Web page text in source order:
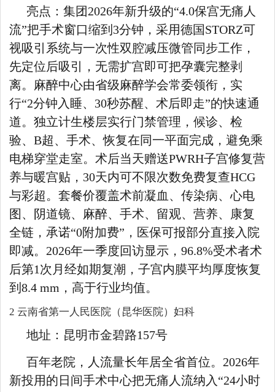
亮点：集团2026年新升级的“4.0保宫无痛人
流”把手术窗口缩到3分钟，采用德国STORZ可
视吸引系统与一次性双腔减压微管同步工作，
先定位后吸引，无需扩宫即可把孕囊完整剥
离。麻醉中心由省级麻醉学会常委领衔，实
行“2分钟入睡、30秒苏醒、术后即走”的快速通
道。独立计生楼层实行门禁管理，候诊、检
验、B超、手术、恢复在同一平面完成，避免乘
电梯穿堂走室。术后当天赠送PWRH子宫修复营
养与暖宫贴，30天内可不限次数免费复查HCG
与彩超。套餐价覆盖术前凝血、传染病、心电
图、阴道镜、麻醉、手术、留观、营养、康复
全链，承诺“0附加费”，医保可报部分直接入院
即减。2026年一季度回访显示，96.8%受术者术
后第1次月经如期复潮，子宫内膜平均厚度恢复
到8.4 mm，高于行业均值。
2 云南省第一人民医院（昆华医院）妇科
地址：昆明市金碧路157号
百年老院，人流量长年居全省首位。2026年
新投用的日间手术中心把无痛人流纳入“24小时